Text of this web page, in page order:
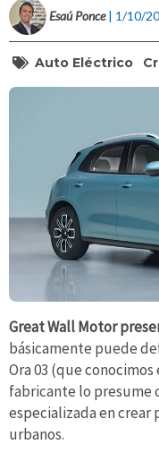
Esaú Ponce | 1/10/
Auto Eléctrico
Great Wall Motor
básicamente puede
Ora 03 (que conocimos
fabricante lo presume
especializada en crear
urbanos.